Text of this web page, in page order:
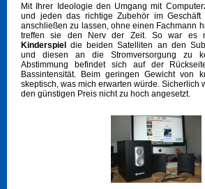
Mit Ihrer Ideologie den Umgang mit
und jeden das richtige Zubehör im
anschließen zu lassen, ohne einen Fachmann
treffen sie den Nerv der Zeit. So war es
Kinderspiel die beiden Satelliten an den
und diesen an die Stromversorgung zu
Abstimmung befindet sich auf der
Bassintensität. Beim geringen Gewicht von
skeptisch, was mich erwarten würde. Sicherlich
den günstigen Preis nicht zu hoch angesetzt.